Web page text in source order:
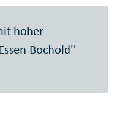
hoher
Bochold"